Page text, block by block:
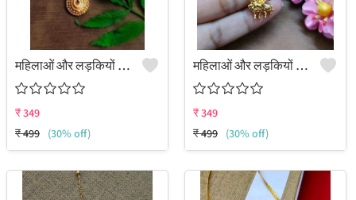
महिलाओं और लड़कियों के लिए पेंडेंट का सेट
₹349
₹499 (30% off)
महिलाओं और लड़कियों के लिए पेंडेंट का सेट
₹349
₹499 (30% off)